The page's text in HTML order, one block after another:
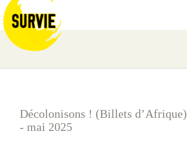
Décolonisons ! (Billets d’Afrique)
- mai 2025